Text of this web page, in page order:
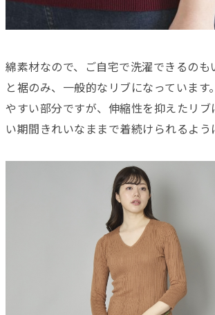
綿素材なので、ご自宅で洗濯できるのも
と裾のみ、一般的なリブになっています
やすい部分ですが、伸縮性を抑えたリブ
い期間きれいなままで着続けられるよう